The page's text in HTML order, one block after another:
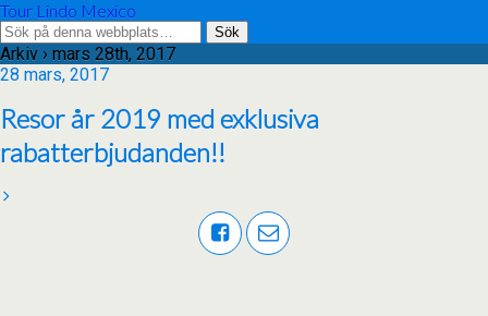
Tour Lindo Mexico
Arkiv › mars 28th, 2017
28 mars, 2017
Resor år 2019 med exklusiva
rabatterbjudanden!!